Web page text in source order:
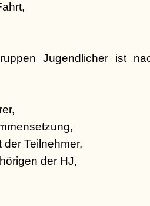
Jugendlicher ist
Teilnehmer,
der HJ,